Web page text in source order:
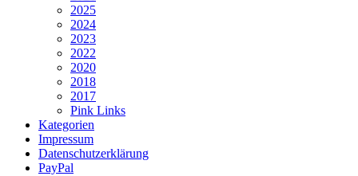
2025
2024
2023
2022
2020
2018
2017
Pink Links
Kategorien
Impressum
Datenschutzerklärung
PayPal